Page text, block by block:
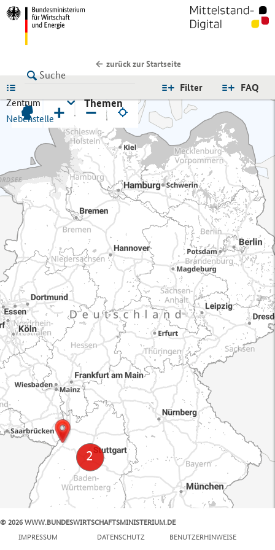
zurück zur Startseite
FAQ
Filter
Zentrum
Nebenstelle
Themen
+ −
© 2026 WWW.BUNDESWIRTSCHAFTSMINISTERIUM.DE
IMPRESSUM
DATENSCHUTZ BENUTZERHINWEISE